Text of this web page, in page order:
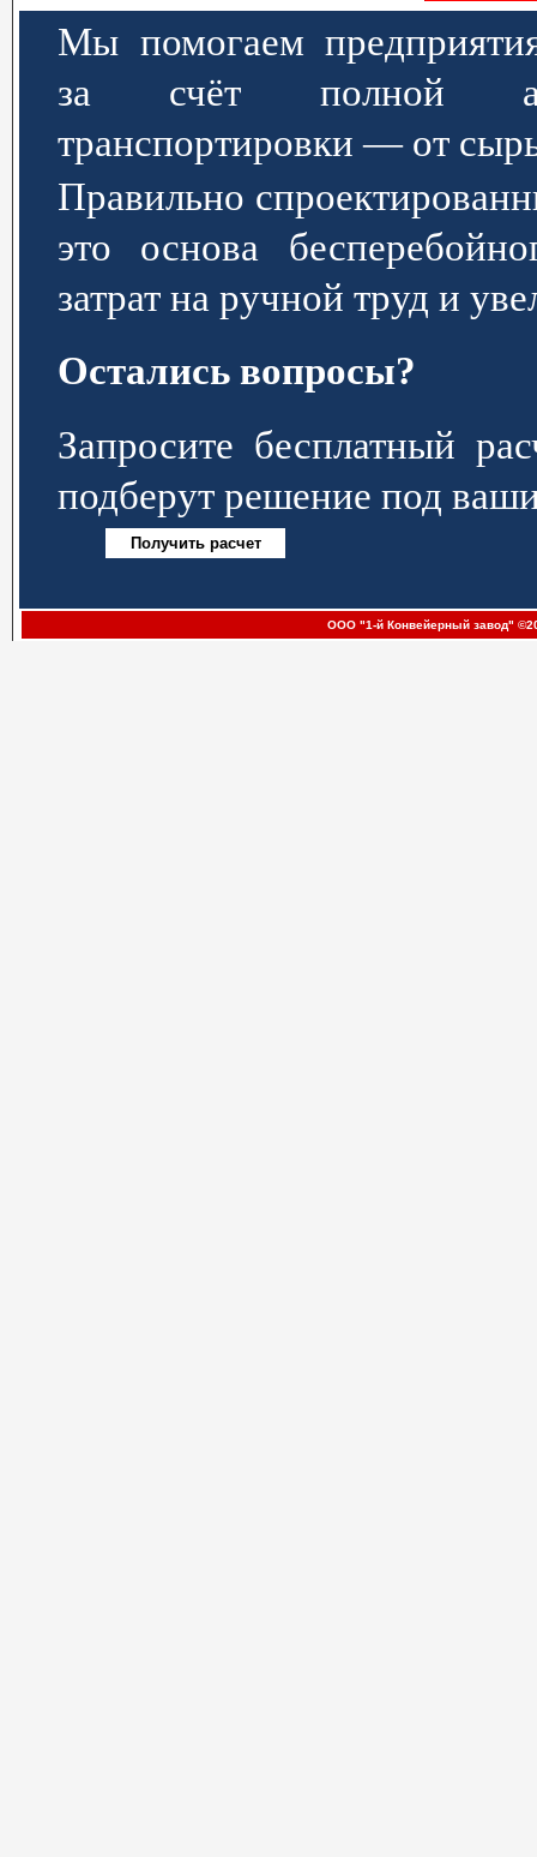
Мы помогаем
за счёт полной
транспортировки — от
Правильно
это основа
затрат на ручной труд и
Остались вопросы?
Запросите бесплатный
подберут решение под
ООО "1-й Конвейерный завод"